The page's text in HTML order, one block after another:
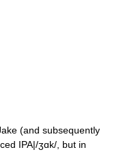
(and subsequently
IPA|/ʒɑk/, but in